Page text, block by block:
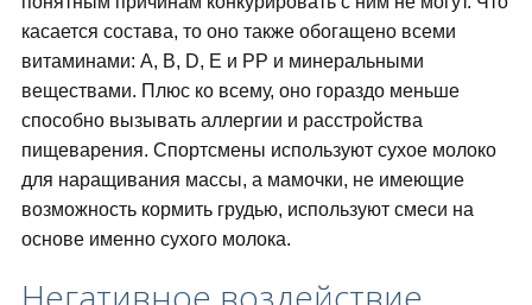
касается состава, то оно также обогащено всеми
витаминами: A, B, D, E и PP и минеральными
веществами. Плюс ко всему, оно гораздо меньше
способно вызывать аллергии и расстройства
пищеварения. Спортсмены используют сухое молоко
для наращивания массы, а мамочки, не имеющие
возможность кормить грудью, используют смеси на
основе именно сухого молока.